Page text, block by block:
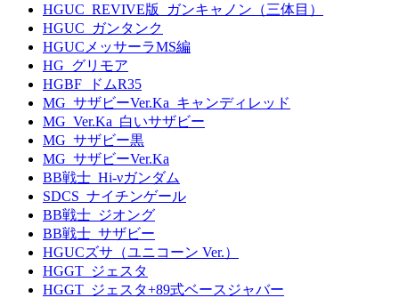
HGUC_REVIVE版_ガンキャノン（三体目）
HGUC_ガンタンク
HGUCメッサーラMS編
HG_グリモア
HGBF_ドムR35
MG_サザビーVer.Ka_キャンディレッド
MG_Ver.Ka_白いサザビー
MG_サザビー黒
MG_サザビーVer.Ka
BB戦士_Hi-νガンダム
SDCS_ナイチンゲール
BB戦士_ジオング
BB戦士_サザビー
HGUCズサ（ユニコーン Ver.）
HGGT_ジェスタ
HGGT_ジェスタ+89式ベースジャバー